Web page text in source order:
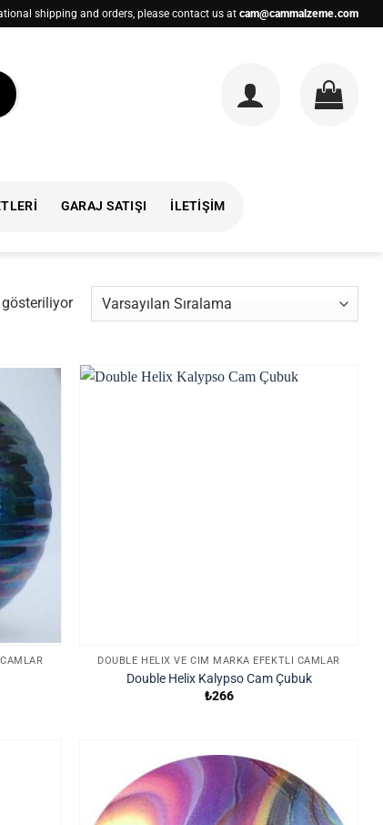
shipping and orders, please contact us at cam@cammalzeme.com
GARAJ SATIŞI İLETIŞIM
DOUBLE HELIX VE CIM MARKA EFEKTLI CAMLAR
Double Helix Kalypso Cam Çubuk
₺266